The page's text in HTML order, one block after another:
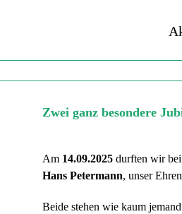
Zwei ganz besondere
Am 14.09.2025durften wir
Hans Petermann, unser
Beide stehen wie kaum